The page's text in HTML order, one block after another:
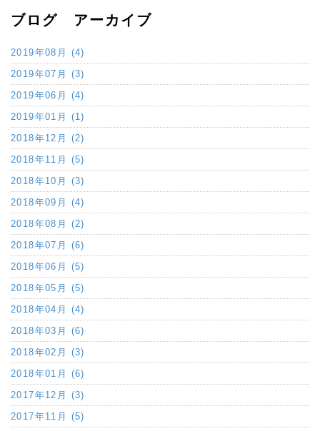
ブログ アーカイブ
2019年08月 (4)
2019年07月 (3)
2019年06月 (4)
2019年01月 (1)
2018年12月 (2)
2018年11月 (5)
2018年10月 (3)
2018年09月 (4)
2018年08月 (2)
2018年07月 (6)
2018年06月 (5)
2018年05月 (5)
2018年04月 (4)
2018年03月 (6)
2018年02月 (3)
2018年01月 (6)
2017年12月 (3)
2017年11月 (5)